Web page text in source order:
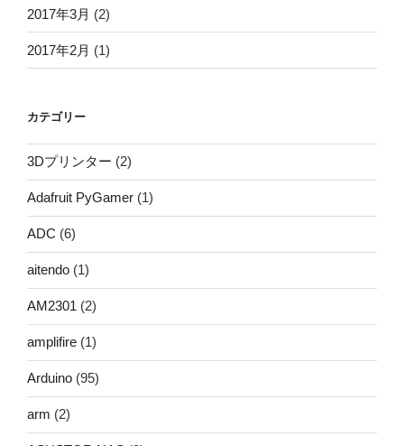
2017年3月 (2)
2017年2月 (1)
カテゴリー
3Dプリンター (2)
Adafruit PyGamer (1)
ADC (6)
aitendo (1)
AM2301 (2)
amplifire (1)
Arduino (95)
arm (2)